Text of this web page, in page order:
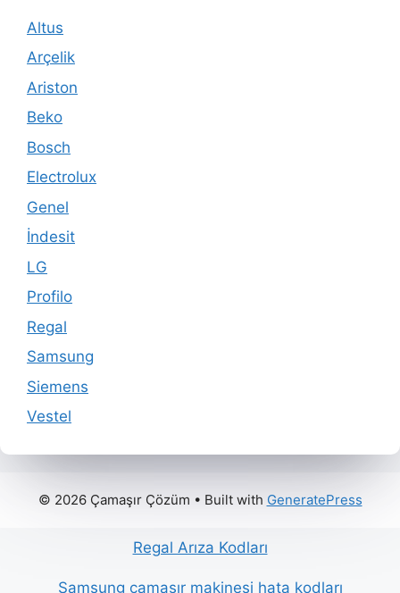
Altus
Arçelik
Ariston
Beko
Bosch
Electrolux
Genel
İndesit
LG
Profilo
Regal
Samsung
Siemens
Vestel
© 2026 Çamaşır Çözüm • Built with GeneratePress
Regal Arıza Kodları
Samsung çamaşır makinesi hata kodları